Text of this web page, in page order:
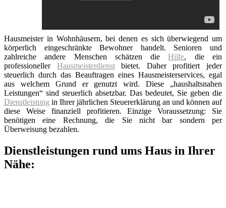
Hausmeister in Wohnhäusern, bei denen es sich überwiegend um
körperlich eingeschränkte Bewohner handelt. Senioren und
zahlreiche andere Menschen schätzen dieHilfe, die ein
professioneller Hausmeisterdienstbietet. Daher profitiert jeder
steuerlich durch das Beauftragen eines Hausmeisterservices, egal
aus welchem Grund er genutzt wird. Diese „haushaltsnahen
Leistungen“ sind steuerlich absetzbar. Das bedeutet, Sie geben die
Dienstleistung in Ihrer jährlichen Steuererklärung an und können auf
diese Weise finanziell profitieren. Einzige Voraussetzung: Sie
benötigen eine Rechnung, die Sie nicht bar sondern per
Überweisung bezahlen.
Dienstleistungen rund ums Haus in Ihrer
Nähe: